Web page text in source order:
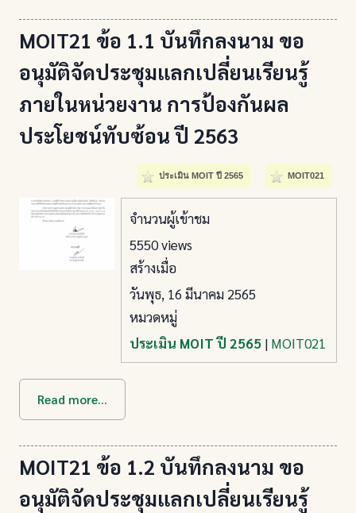
MOIT21 ข้อ 1.1 บันทึกลงนาม ขอ
อนุมัติจัดประชุมแลกเปลี่ยนเรียนรู้
ภายในหน่วยงาน การป้องกันผล
ประโยชน์ทับซ้อน ปี 2563
MOIT021
ประเมิน MOIT ปี 2565
จำนวนผู้เข้าชม
5550 views
สร้างเมื่อ
วันพุธ, 16 มีนาคม 2565
หมวดหมู่
ประเมิน MOIT ปี 2565 | MOIT021
Read more...
MOIT21 ข้อ 1.2 บันทึกลงนาม ขอ
อนุมัติจัดประชุมแลกเปลี่ยนเรียนรู้